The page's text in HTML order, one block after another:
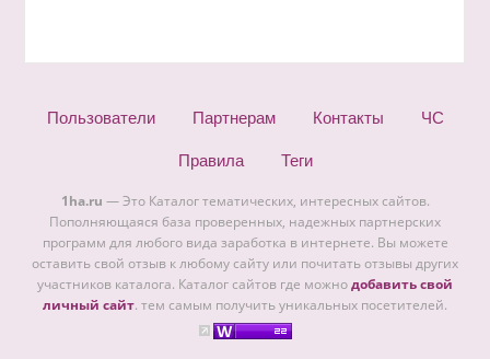
Пользователи Партнерам Контакты ЧС
Правила Теги
1ha.ru — Это Каталог тематических, интересных сайтов.
Пополняющаяся база проверенных, надежных партнерских
программ для любого вида заработка в интернете. Вы можете
оставить свой отзыв к любому сайту или почитать отзывы других
участников каталога. Каталог сайтов где можнодобавить свой
личный сайт. тем самым получить уникальных посетителей.